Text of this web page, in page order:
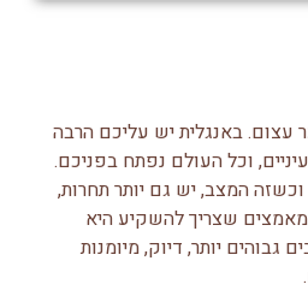
פער עצום. באנגלית יש עליכם הרבה
וכל העולם נפתח בפניכם.
המצב, יש גם יותר תחרות,
שצריך להשקיע היא
גבוהים יותר, דיוק, מיומנות